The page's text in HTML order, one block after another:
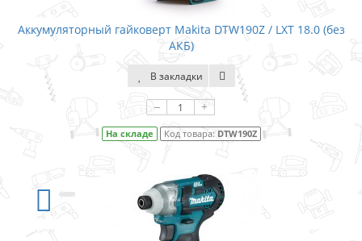
Аккумуляторный гайковерт Makita DTW190Z / LXT 18.0 (без
АКБ)
В закладки
– +
На складе Код товара:DTW190Z